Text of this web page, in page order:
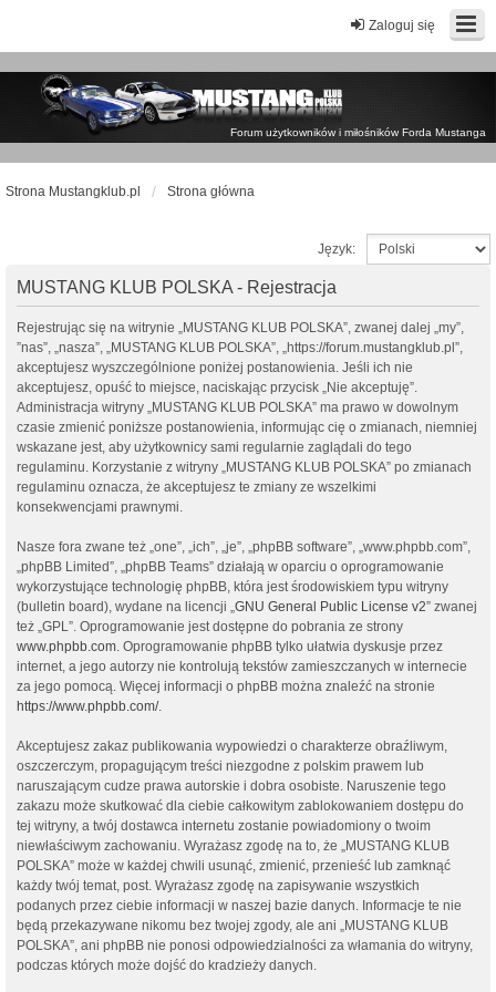
Zaloguj się
Forum użytkowników i miłośników Forda Mustanga
Strona Mustangklub.pl Strona główna
Język:
MUSTANG KLUB POLSKA - Rejestracja
Rejestrując się na witrynie „MUSTANG KLUB POLSKA”, zwanej dalej „my”,
”nas”, „nasza”, „MUSTANG KLUB POLSKA”, „https://forum.mustangklub.pl”,
akceptujesz wyszczególnione poniżej postanowienia. Jeśli ich nie
akceptujesz, opuść to miejsce, naciskając przycisk „Nie akceptuję”.
Administracja witryny „MUSTANG KLUB POLSKA” ma prawo w dowolnym
czasie zmienić poniższe postanowienia, informując cię o zmianach, niemniej
wskazane jest, aby użytkownicy sami regularnie zaglądali do tego
regulaminu. Korzystanie z witryny „MUSTANG KLUB POLSKA” po zmianach
regulaminu oznacza, że akceptujesz te zmiany ze wszelkimi
konsekwencjami prawnymi.
Nasze fora zwane też „one”, „ich”, „je”, „phpBB software”, „www.phpbb.com”,
„phpBB Limited”, „phpBB Teams” działają w oparciu o oprogramowanie
wykorzystujące technologię phpBB, która jest środowiskiem typu witryny
(bulletin board), wydane na licencji „GNU General Public License v2” zwanej
też „GPL”. Oprogramowanie jest dostępne do pobrania ze strony
www.phpbb.com. Oprogramowanie phpBB tylko ułatwia dyskusje przez
internet, a jego autorzy nie kontrolują tekstów zamieszczanych w internecie
za jego pomocą. Więcej informacji o phpBB można znaleźć na stronie
https://www.phpbb.com/.
Akceptujesz zakaz publikowania wypowiedzi o charakterze obraźliwym,
oszczerczym, propagującym treści niezgodne z polskim prawem lub
naruszającym cudze prawa autorskie i dobra osobiste. Naruszenie tego
zakazu może skutkować dla ciebie całkowitym zablokowaniem dostępu do
tej witryny, a twój dostawca internetu zostanie powiadomiony o twoim
niewłaściwym zachowaniu. Wyrażasz zgodę na to, że „MUSTANG KLUB
POLSKA” może w każdej chwili usunąć, zmienić, przenieść lub zamknąć
każdy twój temat, post. Wyrażasz zgodę na zapisywanie wszystkich
podanych przez ciebie informacji w naszej bazie danych. Informacje te nie
będą przekazywane nikomu bez twojej zgody, ale ani „MUSTANG KLUB
POLSKA”, ani phpBB nie ponosi odpowiedzialności za włamania do witryny,
podczas których może dojść do kradzieży danych.